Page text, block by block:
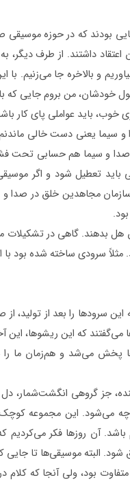
بودند که در حوزه موسیقی
داشتند. از طرف دیگر،
و بالاخره جا می‌زنیم. با
خودشان، من بروم جایی که
خوب، باید عواملی پای کار
یعنی دست خالی ماندنم
صدا و سیما هم حسابی تحت
تعطیل شود و اگر
سازمان مجاهدین خلق در صدا
بدهند. گاهی در تشکیلات
سرودی ساخته شده بود با
سرودها را بعد از تولید،
که این ریشوها، این
پخش می‌شد و هم‌زمان ما را
جز گروهی انگشت‌شمار، دل
چه می‌شود. این مجموعه
باشد. آن روزها فکر می‌کردیم
البته موسیقی‌ها تا جایی
بود، ولی آنجا که کلام